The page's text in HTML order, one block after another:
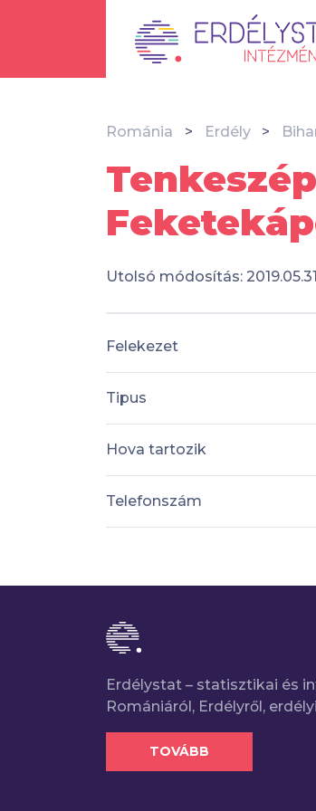
Románia Erdély
Utolsó módosítás:
Felekezet
Tipus
Hova tartozik
Telefonszám
Erdélystat – statisztikai és
Romániáról, Erdélyről,
TOVÁBB